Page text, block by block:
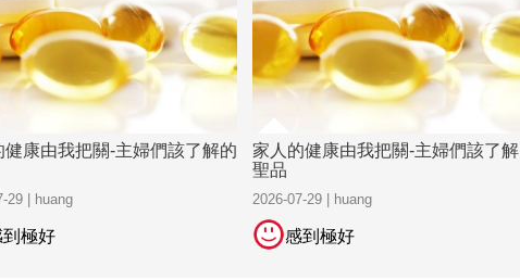
健康由我把關-主婦們該了解的
29 | huang
到極好
家人的健康由我把關-主婦們該了
聖品
2026-07-29 | huang
感到極好